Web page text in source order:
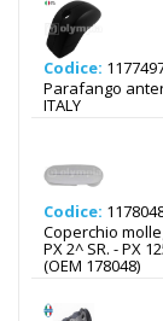
Codice:
Parafango
ITALY
Codice:
Coperchio
PX 2^ SR. - PX
(OEM 178048)